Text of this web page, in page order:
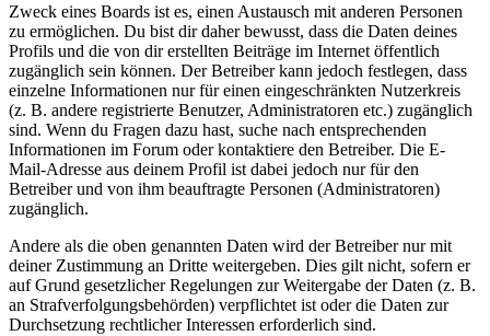
Zweck eines Boards ist es, einen Austausch mit anderen Personen
zu ermöglichen. Du bist dir daher bewusst, dass die Daten deines
Profils und die von dir erstellten Beiträge im Internet öffentlich
zugänglich sein können. Der Betreiber kann jedoch festlegen, dass
einzelne Informationen nur für einen eingeschränkten Nutzerkreis
(z. B. andere registrierte Benutzer, Administratoren etc.) zugänglich
sind. Wenn du Fragen dazu hast, suche nach entsprechenden
Informationen im Forum oder kontaktiere den Betreiber. Die E-
Mail-Adresse aus deinem Profil ist dabei jedoch nur für den
Betreiber und von ihm beauftragte Personen (Administratoren)
zugänglich.
Andere als die oben genannten Daten wird der Betreiber nur mit
deiner Zustimmung an Dritte weitergeben. Dies gilt nicht, sofern er
auf Grund gesetzlicher Regelungen zur Weitergabe der Daten (z. B.
an Strafverfolgungsbehörden) verpflichtet ist oder die Daten zur
Durchsetzung rechtlicher Interessen erforderlich sind.